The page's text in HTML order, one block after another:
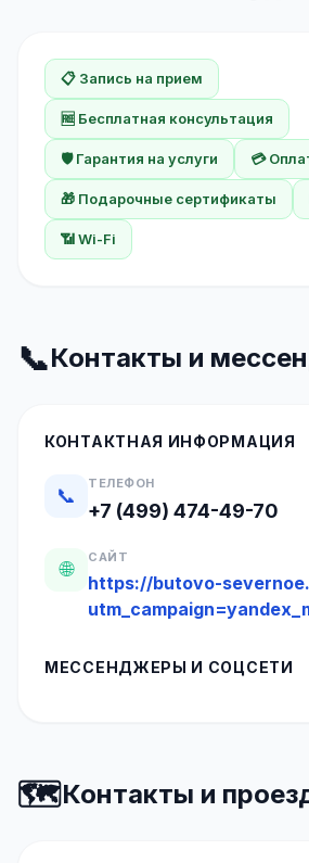
📋 Запись на прием
🆓 Бесплатная консультация
🛡️ Гарантия на услуги 💳
🎁 Подарочные сертификаты
📶 Wi-Fi
📞Контакты и
КОНТАКТНАЯ ИНФОРМАЦИЯ
📞
ТЕЛЕФОН
+7 (499) 474-49-70
🌐
САЙТ
https://butovo-
МЕССЕНДЖЕРЫ И СОЦСЕТИ
🗺️Контакты и